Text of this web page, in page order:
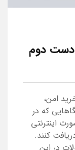
دست دوم
امن،
که در
اینترنتی
کنند.